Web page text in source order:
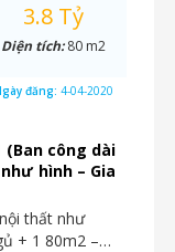
(Ban công dài
hình – Gia
thất như
+ 1 80m2 –…
3.8 Tỷ
Diện tích:80 m2
đăng: 4-04-2020